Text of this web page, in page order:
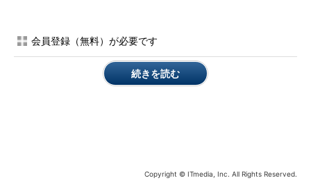
図1 データの種類の概形
会員登録（無料）が必要です
続きを読む
Copyright © ITmedia, Inc. All Rights Reserved.